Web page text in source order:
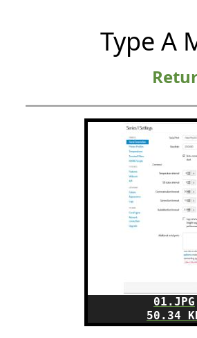
Type A
01.JPG
50.34